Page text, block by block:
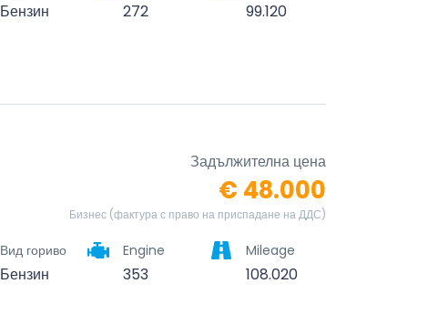
Бензин 272 99.120
Задължителна цена
€ 48.000
Бизнес (фактура с право на приспадане на ДДС)
Вид гориво
Бензин
Engine
353
Mileage
108.020